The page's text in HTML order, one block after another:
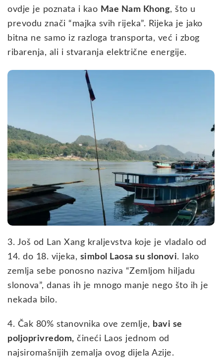
ovdje je poznata i kao Mae Nam Khong, što u
prevodu znači “majka svih rijeka”. Rijeka je jako
bitna ne samo iz razloga transporta, već i zbog
ribarenja, ali i stvaranja električne energije.
3. Još od Lan Xang kraljevstva koje je vladalo od
14. do 18. vijeka, simbol Laosa su slonovi. Iako
zemlja sebe ponosno naziva “Zemljom hiljadu
slonova”, danas ih je mnogo manje nego što ih je
nekada bilo.
4. Čak 80% stanovnika ove zemlje, bavi se
poljoprivredom, čineći Laos jednom od
najsiromašnijih zemalja ovog dijela Azije.